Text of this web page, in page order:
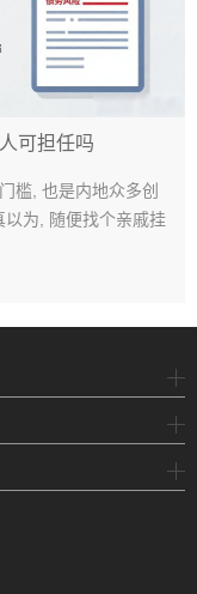
可担任吗
槛, 也是内地众多创
为, 随便找个亲戚挂